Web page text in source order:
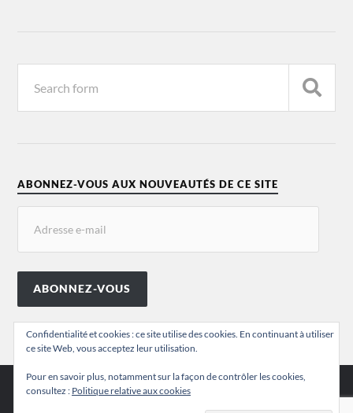
ABONNEZ-VOUS AUX NOUVEAUTÉS DE CE SITE
ABONNEZ-VOUS
© 2026VALÉRIE CHANSIGAUD
Confidentialité et cookies : ce site utilise des cookies. En continuant à utiliser
ce site Web, vous acceptez leur utilisation.
Pour en savoir plus, notamment sur la façon de contrôler les cookies,
consultez : Politique relative aux cookies